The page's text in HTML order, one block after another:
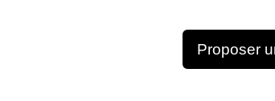
Proposer